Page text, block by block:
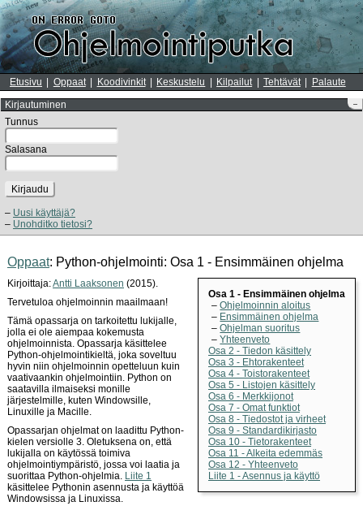
Etusivu Oppaat Koodivinkit Keskustelu Kilpailut Tehtävät Palaute
–
Kirjautuminen
Tunnus
Salasana
Kirjaudu
Uusi käyttäjä?
Unohditko tietosi?
Oppaat: Python-ohjelmointi: Osa 1 - Ensimmäinen ohjelma
Osa 1 - Ensimmäinen ohjelma
Ohjelmoinnin aloitus
Ensimmäinen ohjelma
Ohjelman suoritus
Yhteenveto
Osa 2 - Tiedon käsittely
Osa 3 - Ehtorakenteet
Osa 4 - Toistorakenteet
Osa 5 - Listojen käsittely
Osa 6 - Merkkijonot
Osa 7 - Omat funktiot
Osa 8 - Tiedostot ja virheet
Osa 9 - Standardikirjasto
Osa 10 - Tietorakenteet
Osa 11 - Alkeita edemmäs
Osa 12 - Yhteenveto
Liite 1 - Asennus ja käyttö
Kirjoittaja:Antti Laaksonen (2015).
Tervetuloa ohjelmoinnin maailmaan!
Tämä opassarja on tarkoitettu lukijalle,
jolla ei ole aiempaa kokemusta
ohjelmoinnista. Opassarja käsittelee
Python-ohjelmointikieltä, joka soveltuu
hyvin niin ohjelmoinnin opetteluun kuin
vaativaankin ohjelmointiin. Python on
saatavilla ilmaiseksi monille
järjestelmille, kuten Windowsille,
Linuxille ja Macille.
Opassarjan ohjelmat on laadittu Python-
kielen versiolle 3. Oletuksena on, että
lukijalla on käytössä toimiva
ohjelmointiympäristö, jossa voi laatia ja
suorittaa Python-ohjelmia. Liite 1
käsittelee Pythonin asennusta ja käyttöä
Windowsissa ja Linuxissa.